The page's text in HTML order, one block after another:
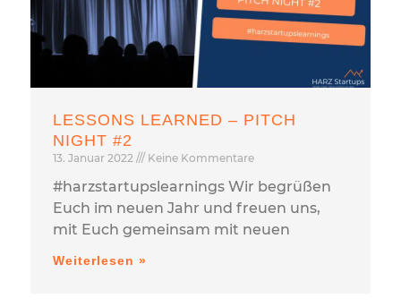
LESSONS LEARNED – PITCH
NIGHT #2
13. Januar 2022 Keine Kommentare
#harzstartupslearnings Wir begrüßen
Euch im neuen Jahr und freuen uns,
mit Euch gemeinsam mit neuen
Weiterlesen »